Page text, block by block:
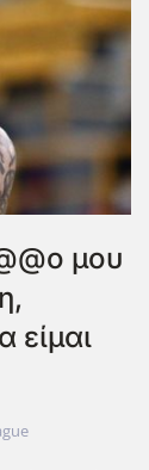
μου
είμαι